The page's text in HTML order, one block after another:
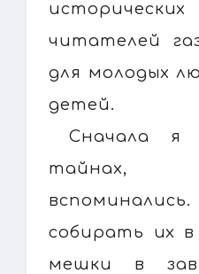
читателей
для молодых
детей.
Сначала я
тайнах,
собирать их в
мешки в